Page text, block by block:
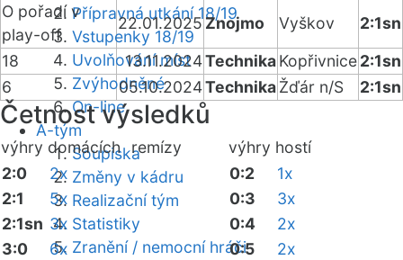
Přípravná utkání 18/19
Vstupenky 18/19
Uvolňování míst
Zvýhodněné
On-line
A-tým
Soupiska
Změny v kádru
Realizační tým
Statistiky
Zranění / nemocní hráči
O pořadí v
play-off
22.01.2025Znojmo Vyškov
2:1sn
18
13.11.2024TechnikaKopřivnice2:1sn
6
05.10.2024TechnikaŽďár n/S 2:1sn
Četnost výsledků
výhry domácíchremízy výhry hostí
2:0
2x
2:1
5x
2:1sn 3x
3:0
6x
0:2
1x
0:3
3x
0:4
2x
0:5
2x